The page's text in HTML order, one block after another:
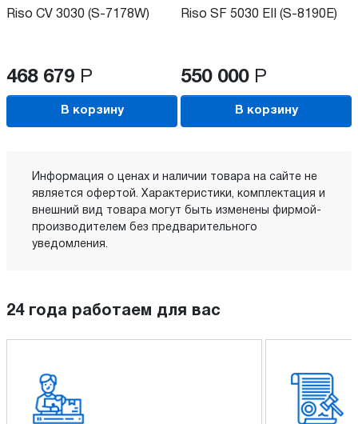
Riso CV 3030 (S-7178W)
468 679 Р
В корзину
Riso SF 5030 EII (S-8190E)
550 000 Р
В корзину
Информация о ценах и наличии товара на сайте не
является офертой. Характеристики, комплектация и
внешний вид товара могут быть изменены фирмой-
производителем без предварительного
уведомления.
24 года работаем для вас